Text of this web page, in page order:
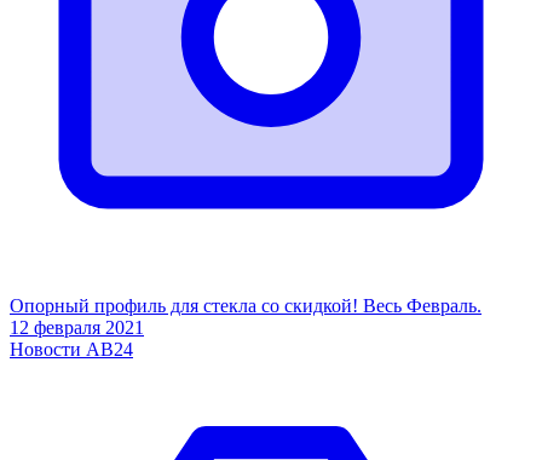
Опорный профиль для стекла со скидкой! Весь Февраль.
12 февраля 2021
Новости АВ24